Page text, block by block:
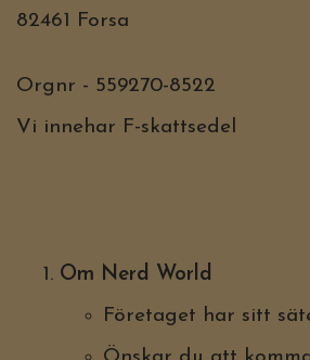
82461 Forsa
Orgnr - 559270-8522
Vi innehar F-skattsedel
Om Nerd World
Företaget har sitt